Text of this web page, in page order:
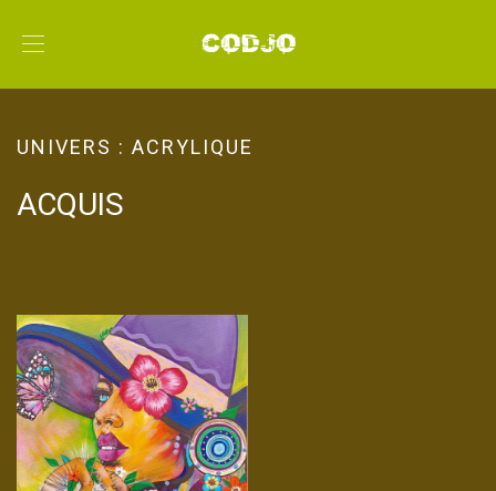
UNIVERS : ACRYLIQUE
ACQUIS